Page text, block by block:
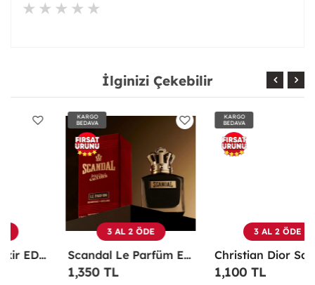
İlginizi Çekebilir
KARGO
BEDAVA
3 AL 2 ÖDE
Scandal Le Parfüm EDP 100 ML Erkek Parfüm -
1,350 TL
KARGO
BEDAVA
3 AL 2 ÖDE
Christian Dior Sauvage EDP 100 ML Erkek Parfüm - CDDS
1,100 TL